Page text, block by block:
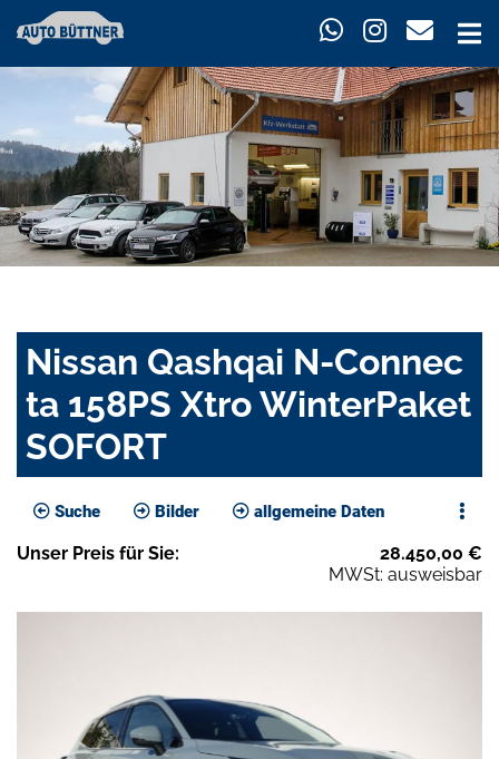
Nissan Qashqai N-Connec
ta 158PS Xtro WinterPaket
SOFORT
Suche Bilder allgemeine Daten
Unser Preis für Sie: 28.450,00 €
MWSt: ausweisbar